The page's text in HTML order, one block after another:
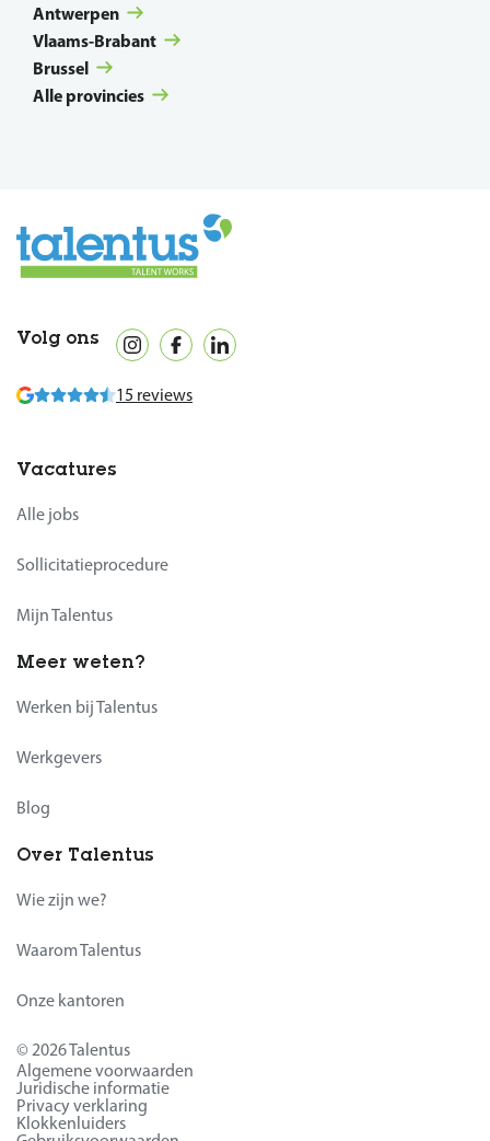
Antwerpen
Vlaams-Brabant
Brussel
Alle provincies
Volg ons
15 reviews
Vacatures
Alle jobs
Sollicitatieprocedure
Mijn Talentus
Meer weten?
Werken bij Talentus
Werkgevers
Blog
Over Talentus
Wie zijn we?
Waarom Talentus
Onze kantoren
© 2026 Talentus
Algemene voorwaarden
Juridische informatie
Privacy verklaring
Klokkenluiders